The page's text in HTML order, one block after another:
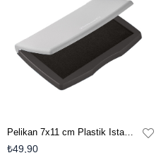
Pelikan 7x11 cm Plastik Istampa - Siyah
₺49,90